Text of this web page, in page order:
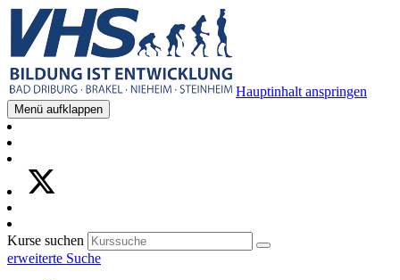
Hauptinhalt anspringen
Menü aufklappen
Kurse suchen
erweiterte Suche